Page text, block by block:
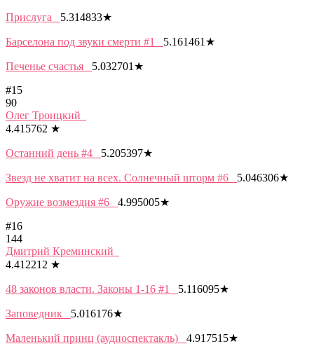
Прислуга 5.314833★
Барселона под звуки смерти #1 5.161461 ★
Печенье счастья 5.032701 ★
#15
90
Олег Троицкий
4.415762 ★
Останний день #4 5.205397★
Звезд не хватит на всех. Солнечный шторм #6 5.046306★
Оружие возмездия #6 4.995005★
#16
144
Дмитрий Креминский
4.412212 ★
48 законов власти. Законы 1-16 #1 5.116095★
Заповедник 5.016176★
Маленький принц (аудиоспектакль) 4.917515★